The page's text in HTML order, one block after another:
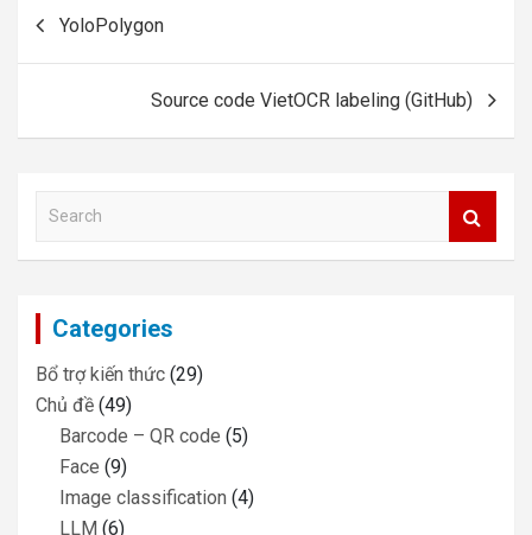
navigation
YoloPolygon
Source code VietOCR labeling (GitHub)
a
c
Categories
Bổ trợ kiến thức (29)
Chủ đề (49)
Barcode – QR code (5)
Face (9)
Image classification (4)
LLM (6)